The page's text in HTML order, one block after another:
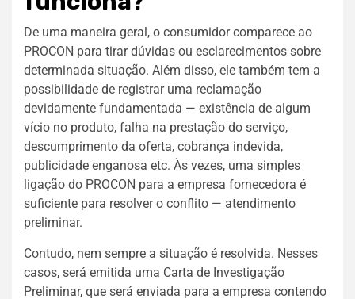
De uma maneira geral, o consumidor comparece ao
PROCON para tirar dúvidas ou esclarecimentos sobre
determinada situação. Além disso, ele também tem a
possibilidade de registrar uma reclamação
devidamente fundamentada — existência de algum
vício no produto, falha na prestação do serviço,
descumprimento da oferta, cobrança indevida,
publicidade enganosa etc. Às vezes, uma simples
ligação do PROCON para a empresa fornecedora é
suficiente para resolver o conflito — atendimento
preliminar.
Contudo, nem sempre a situação é resolvida. Nesses
casos, será emitida uma Carta de Investigação
Preliminar, que será enviada para a empresa contendo